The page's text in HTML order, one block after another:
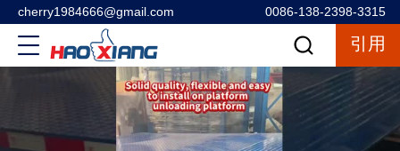
cherry1984666@gmail.com 0086-138-2398-3315
引用